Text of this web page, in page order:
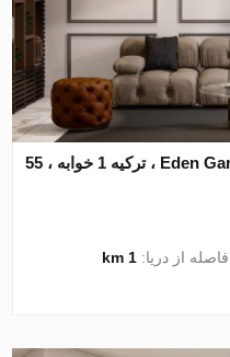
آپارتمان در در Eden Garden Yeni Bogazici ، ترکیه 1 خوابه ، 55
فاصله از دریا:1 km